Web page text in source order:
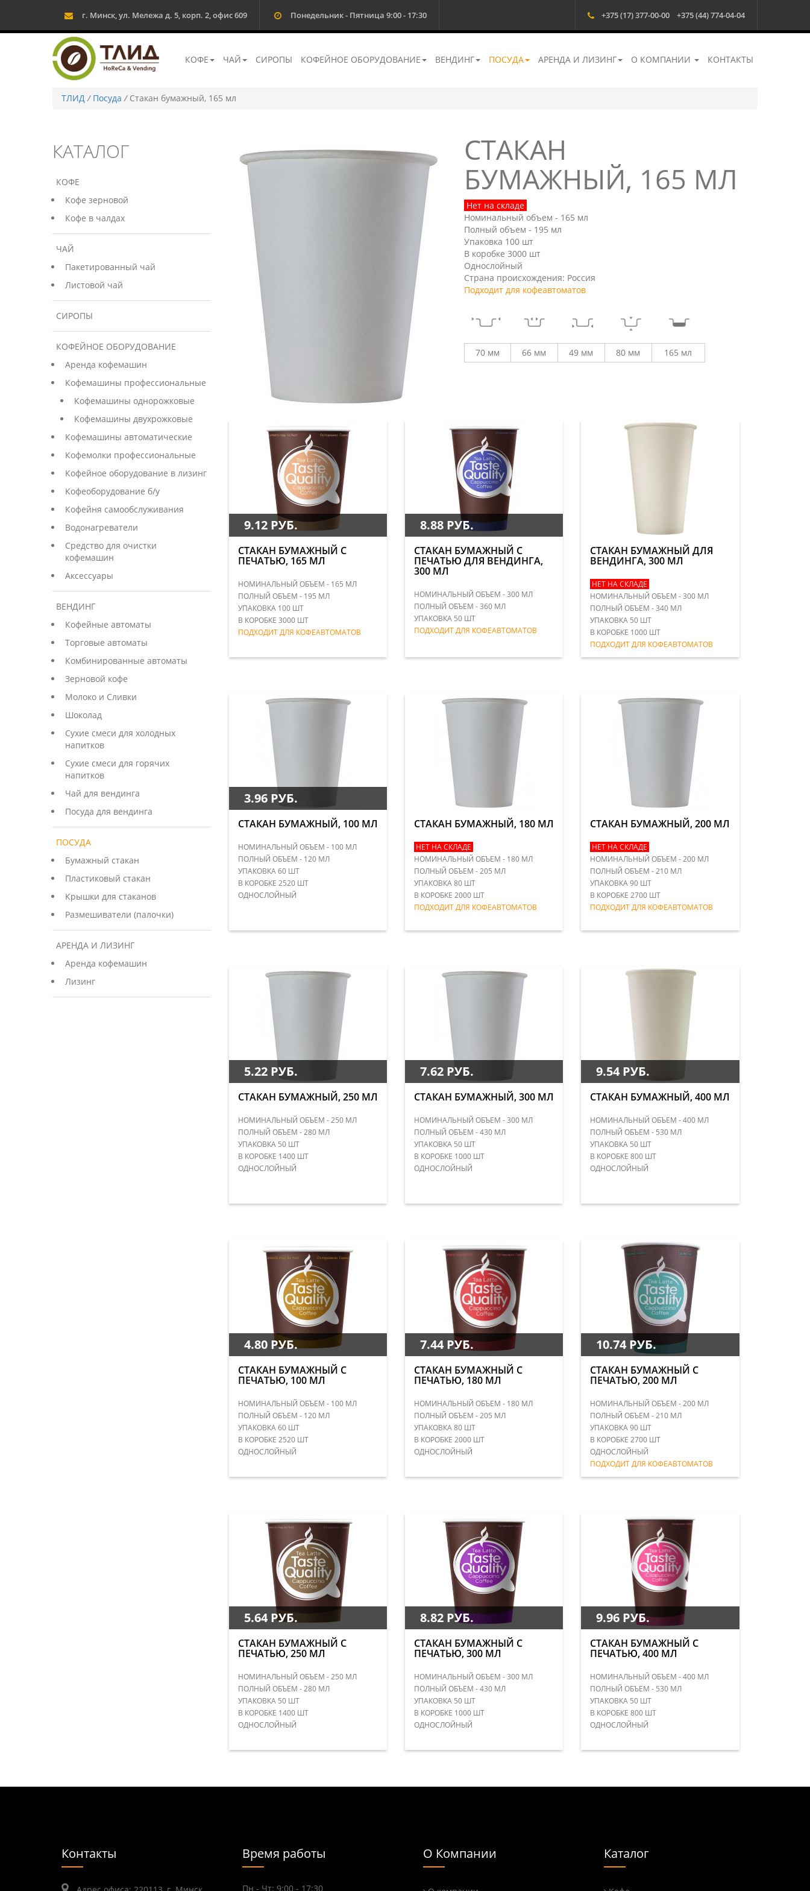
+375 (17) 377-00-00 +375 (44) 774-04-04
г. Минск, ул. Мележа д. 5, корп. 2, офис 609 Понедельник - Пятница 9:00 - 17:30
КОФЕ ЧАЙ СИРОПЫ КОФЕЙНОЕ ОБОРУДОВАНИЕ ВЕНДИНГ ПОСУДА АРЕНДА И ЛИЗИНГ О КОМПАНИИ КОНТАКТЫ
ТЛИД/ Посуда / Стакан бумажный, 165 мл
КАТАЛОГ
КОФЕ
Кофе зерновой
Кофе в чалдах
ЧАЙ
Пакетированный чай
Листовой чай
СИРОПЫ
КОФЕЙНОЕ ОБОРУДОВАНИЕ
Аренда кофемашин
Кофемашины профессиональные
Кофемашины однорожковые
Кофемашины двухрожковые
Кофемашины автоматические
Кофемолки профессиональные
Кофейное оборудование в лизинг
Кофеоборудование б/у
Кофейня самообслуживания
Водонагреватели
Средство для очистки
кофемашин
Аксессуары
ВЕНДИНГ
Кофейные автоматы
Торговые автоматы
Комбинированные автоматы
Зерновой кофе
Молоко и Сливки
Шоколад
Сухие смеси для холодных
напитков
Сухие смеси для горячих
напитков
Чай для вендинга
Посуда для вендинга
ПОСУДА
Бумажный стакан
Пластиковый стакан
Крышки для стаканов
Размешиватели (палочки)
АРЕНДА И ЛИЗИНГ
Аренда кофемашин
Лизинг
СТАКАН
БУМАЖНЫЙ, 165 МЛ
Нет на складе
Номинальный объем - 165 мл
Полный объем - 195 мл
Упаковка 100 шт
В коробке 3000 шт
Однослойный
Страна происхождения: Россия
Подходит для кофеавтоматов
70 мм 66 мм 49 мм 80 мм 165 мл
9.12 РУБ.
СТАКАН БУМАЖНЫЙ С
ПЕЧАТЬЮ, 165 МЛ
НОМИНАЛЬНЫЙ ОБЪЕМ - 165 МЛ
ПОЛНЫЙ ОБЪЕМ - 195 МЛ
УПАКОВКА 100 ШТ
В КОРОБКЕ 3000 ШТ
ПОДХОДИТ ДЛЯ КОФЕАВТОМАТОВ
8.88 РУБ.
СТАКАН БУМАЖНЫЙ С
ПЕЧАТЬЮ ДЛЯ ВЕНДИНГА,
300 МЛ
НОМИНАЛЬНЫЙ ОБЪЕМ - 300 МЛ
ПОЛНЫЙ ОБЪЕМ - 360 МЛ
УПАКОВКА 50 ШТ
ПОДХОДИТ ДЛЯ КОФЕАВТОМАТОВ
СТАКАН БУМАЖНЫЙ ДЛЯ
ВЕНДИНГА, 300 МЛ
НЕТ НА СКЛАДЕ
НОМИНАЛЬНЫЙ ОБЪЕМ - 300 МЛ
ПОЛНЫЙ ОБЪЕМ - 340 МЛ
УПАКОВКА 50 ШТ
В КОРОБКЕ 1000 ШТ
ПОДХОДИТ ДЛЯ КОФЕАВТОМАТОВ
3.96 РУБ.
СТАКАН БУМАЖНЫЙ, 100 МЛ
НОМИНАЛЬНЫЙ ОБЪЕМ - 100 МЛ
ПОЛНЫЙ ОБЪЕМ - 120 МЛ
УПАКОВКА 60 ШТ
В КОРОБКЕ 2520 ШТ
ОДНОСЛОЙНЫЙ
СТАКАН БУМАЖНЫЙ, 180 МЛ
НЕТ НА СКЛАДЕ
НОМИНАЛЬНЫЙ ОБЪЕМ - 180 МЛ
ПОЛНЫЙ ОБЪЕМ - 205 МЛ
УПАКОВКА 80 ШТ
В КОРОБКЕ 2000 ШТ
ПОДХОДИТ ДЛЯ КОФЕАВТОМАТОВ
СТАКАН БУМАЖНЫЙ, 200 МЛ
НЕТ НА СКЛАДЕ
НОМИНАЛЬНЫЙ ОБЪЕМ - 200 МЛ
ПОЛНЫЙ ОБЪЕМ - 210 МЛ
УПАКОВКА 90 ШТ
В КОРОБКЕ 2700 ШТ
ПОДХОДИТ ДЛЯ КОФЕАВТОМАТОВ
5.22 РУБ.
СТАКАН БУМАЖНЫЙ, 250 МЛ
НОМИНАЛЬНЫЙ ОБЪЕМ - 250 МЛ
ПОЛНЫЙ ОБЪЕМ - 280 МЛ
УПАКОВКА 50 ШТ
В КОРОБКЕ 1400 ШТ
ОДНОСЛОЙНЫЙ
7.62 РУБ.
СТАКАН БУМАЖНЫЙ, 300 МЛ
НОМИНАЛЬНЫЙ ОБЪЕМ - 300 МЛ
ПОЛНЫЙ ОБЪЕМ - 430 МЛ
УПАКОВКА 50 ШТ
В КОРОБКЕ 1000 ШТ
ОДНОСЛОЙНЫЙ
9.54 РУБ.
СТАКАН БУМАЖНЫЙ, 400 МЛ
НОМИНАЛЬНЫЙ ОБЪЕМ - 400 МЛ
ПОЛНЫЙ ОБЪЕМ - 530 МЛ
УПАКОВКА 50 ШТ
В КОРОБКЕ 800 ШТ
ОДНОСЛОЙНЫЙ
4.80 РУБ.
СТАКАН БУМАЖНЫЙ С
ПЕЧАТЬЮ, 100 МЛ
НОМИНАЛЬНЫЙ ОБЪЕМ - 100 МЛ
ПОЛНЫЙ ОБЪЕМ - 120 МЛ
УПАКОВКА 60 ШТ
В КОРОБКЕ 2520 ШТ
ОДНОСЛОЙНЫЙ
7.44 РУБ.
СТАКАН БУМАЖНЫЙ С
ПЕЧАТЬЮ, 180 МЛ
НОМИНАЛЬНЫЙ ОБЪЕМ - 180 МЛ
ПОЛНЫЙ ОБЪЕМ - 205 МЛ
УПАКОВКА 80 ШТ
В КОРОБКЕ 2000 ШТ
ОДНОСЛОЙНЫЙ
10.74 РУБ.
СТАКАН БУМАЖНЫЙ С
ПЕЧАТЬЮ, 200 МЛ
НОМИНАЛЬНЫЙ ОБЪЕМ - 200 МЛ
ПОЛНЫЙ ОБЪЕМ - 210 МЛ
УПАКОВКА 90 ШТ
В КОРОБКЕ 2700 ШТ
ОДНОСЛОЙНЫЙ
ПОДХОДИТ ДЛЯ КОФЕАВТОМАТОВ
5.64 РУБ.
СТАКАН БУМАЖНЫЙ С
ПЕЧАТЬЮ, 250 МЛ
НОМИНАЛЬНЫЙ ОБЪЕМ - 250 МЛ
ПОЛНЫЙ ОБЪЕМ - 280 МЛ
УПАКОВКА 50 ШТ
В КОРОБКЕ 1400 ШТ
ОДНОСЛОЙНЫЙ
8.82 РУБ.
СТАКАН БУМАЖНЫЙ С
ПЕЧАТЬЮ, 300 МЛ
НОМИНАЛЬНЫЙ ОБЪЕМ - 300 МЛ
ПОЛНЫЙ ОБЪЕМ - 430 МЛ
УПАКОВКА 50 ШТ
В КОРОБКЕ 1000 ШТ
ОДНОСЛОЙНЫЙ
9.96 РУБ.
СТАКАН БУМАЖНЫЙ С
ПЕЧАТЬЮ, 400 МЛ
НОМИНАЛЬНЫЙ ОБЪЕМ - 400 МЛ
ПОЛНЫЙ ОБЪЕМ - 530 МЛ
УПАКОВКА 50 ШТ
В КОРОБКЕ 800 ШТ
ОДНОСЛОЙНЫЙ
Контакты Время работы
Пн - Чт: 9:00 - 17:30
О Компании Каталог